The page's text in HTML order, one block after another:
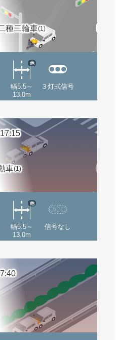
種二輪車(1)
幅5.5～
13.0m
他
３灯式信号
車(1)
幅5.5～
13.0m
他
信号なし